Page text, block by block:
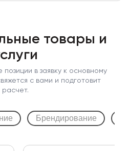
товары и
в заявку к основному
с вами и подготовит
расчет.
Брендирование